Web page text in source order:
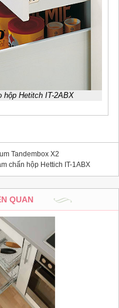
hộp Hetitch IT-2ABX
Tandembox X2
chấn hộp Hettich IT-1ABX
QUAN